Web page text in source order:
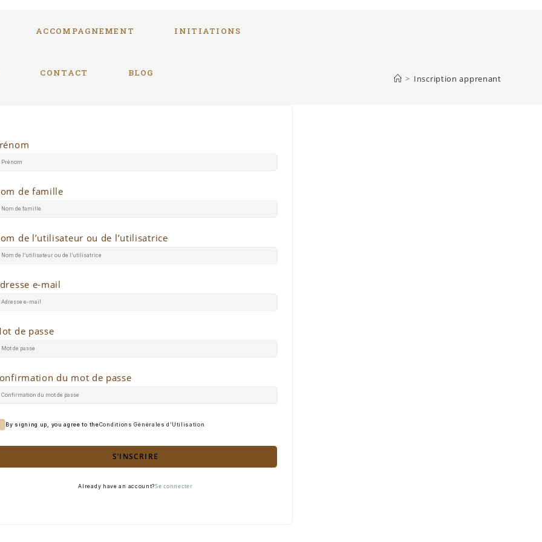
ACCOMPAGNEMENT INITIATIONS
CONTACT BLOG
> Inscription apprenant
de famille
de l’utilisateur ou de l’utilisatrice
e-mail
de passe
du mot de passe
By signing up, you agree to theConditions Générales d’Utilisation
S’INSCRIRE
Already have an account?Se connecter